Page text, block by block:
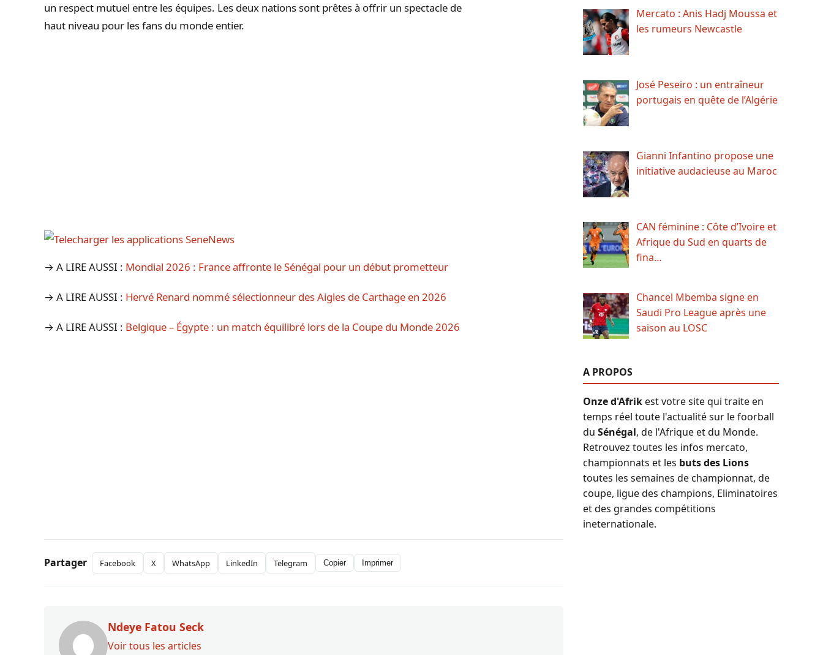
un respect mutuel entre les équipes. Les deux nations sont prêtes à offrir un spectacle de
haut niveau pour les fans du monde entier.
→ A LIRE AUSSI : Mondial 2026 : France affronte le Sénégal pour un début prometteur
→ A LIRE AUSSI : Hervé Renard nommé sélectionneur des Aigles de Carthage en 2026
→ A LIRE AUSSI : Belgique – Égypte : un match équilibré lors de la Coupe du Monde 2026
Partager Facebook X WhatsApp LinkedIn Telegram Copier Imprimer
Ndeye Fatou Seck
Voir tous les articles
Mercato : Anis Hadj Moussa et
les rumeurs Newcastle
José Peseiro : un entraîneur
portugais en quête de l’Algérie
Gianni Infantino propose une
initiative audacieuse au Maroc
CAN féminine : Côte d’Ivoire et
Afrique du Sud en quarts de
fina…
Chancel Mbemba signe en
Saudi Pro League après une
saison au LOSC
A PROPOS
Onze d'Afrikest votre site qui traite en
temps réel toute l'actualité sur le foorball
du Sénégal, de l'Afrique et du Monde.
Retrouvez toutes les infos mercato,
championnats et les buts des Lions
toutes les semaines de championnat, de
coupe, ligue des champions, Eliminatoires
et des grandes compétitions
ineternationale.